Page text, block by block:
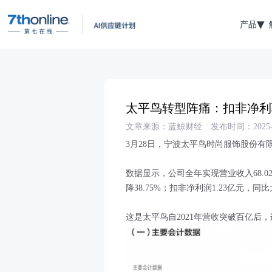
产品
太平鸟转型阵痛：扣非净
文章来源：蓝鲸财经
发布时间：
3月28日，宁波太平鸟时尚服饰股份有
数据显示，公司全年实现营业收入
降38.75%；扣非净利润1.23亿元，同
这是太平鸟自2021年营收突破百亿后